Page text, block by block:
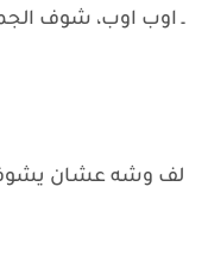
ـ اوب اوب، شوف
لف وشه عشان يشوف